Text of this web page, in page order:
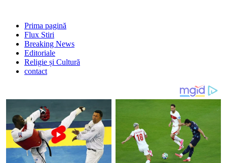
Prima pagină
Flux Stiri
Breaking News
Editoriale
Religie și Cultură
contact